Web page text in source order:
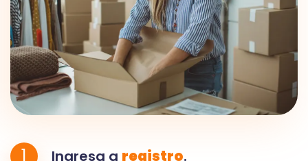
1 Ingresa a registro.